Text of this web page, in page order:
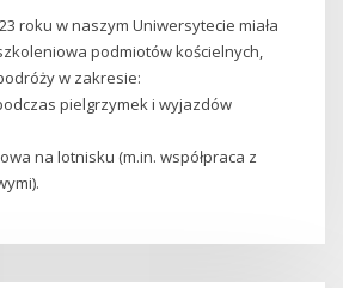
roku w naszym Uniwersytecie miała
podmiotów kościelnych,
w zakresie:
pielgrzymek i wyjazdów
na lotnisku (m.in. współpraca z